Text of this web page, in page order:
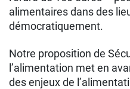
alimentaires dans des
démocratiquement.
Notre proposition de
l’alimentation met en
des enjeux de